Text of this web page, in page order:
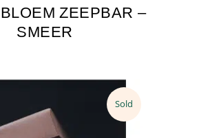
ZEEPBAR –
SMEER
Sold